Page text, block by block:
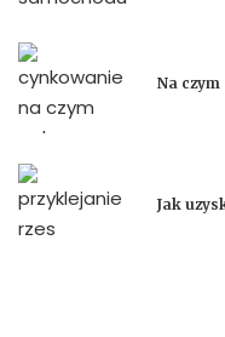
Na
Jak